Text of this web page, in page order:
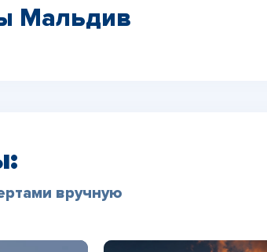
Мальдив
вручную